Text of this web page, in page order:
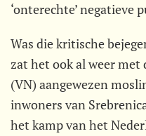
‘onterechte’
Was die kritische
zat het ook al weer met
(VN) aangewezen
inwoners van
het kamp van het